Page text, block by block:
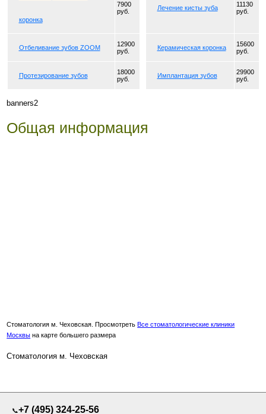
коронка
7900
руб.
Лечение кисты зуба
11130
руб.
Отбеливание зубов ZOOM
12900
руб.
Керамическая коронка
15600
руб.
Протезирование зубов
18000
руб.
Имплантация зубов
29900
руб.
banners2
Общая информация
Стоматология м. Чеховская. ПросмотретьВсе стоматологические клиники
Москвы на карте большего размера
Стоматология м. Чеховская
📞+7 (495) 324-25-56